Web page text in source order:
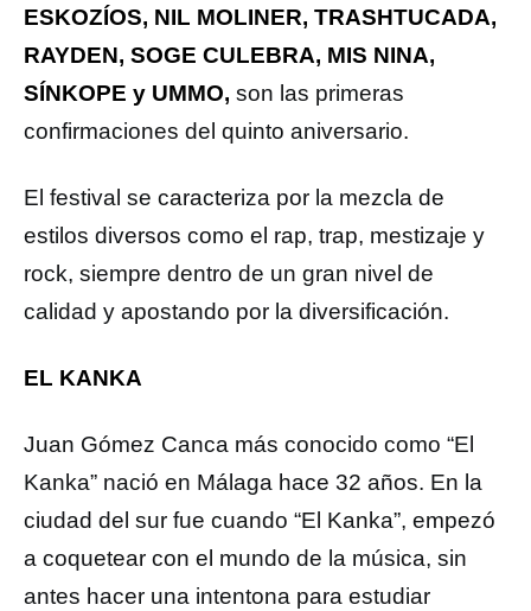
ESKOZÍOS, NIL MOLINER, TRASHTUCADA,
RAYDEN, SOGE CULEBRA, MIS NINA,
SÍNKOPE y UMMO, son las primeras
confirmaciones del quinto aniversario.
El festival se caracteriza por la mezcla de
estilos diversos como el rap, trap, mestizaje y
rock, siempre dentro de un gran nivel de
calidad y apostando por la diversificación.
EL KANKA
Juan Gómez Canca más conocido como “El
Kanka” nació en Málaga hace 32 años. En la
ciudad del sur fue cuando “El Kanka”, empezó
a coquetear con el mundo de la música, sin
antes hacer una intentona para estudiar